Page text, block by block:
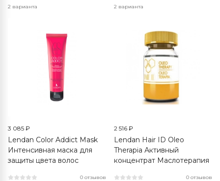
2 варианта 2 варианта
3 085 ₽
Lendan Color Addict Mask
Интенсивная маска для
защиты цвета волос
0 отзывов
2 516 ₽
Lendan Hair ID Oleo
Therapia Активный
концентрат Маслотерапия
0 отзывов